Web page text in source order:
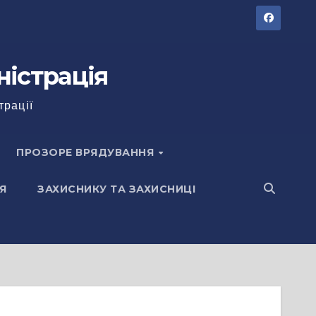
ПРОЗОРЕ ВРЯДУВАННЯ
ЗАХИСНИКУ ТА ЗАХИСНИЦІ